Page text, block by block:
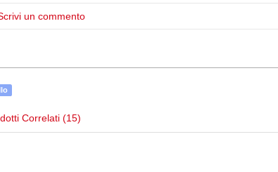
un commento
Correlati (15)